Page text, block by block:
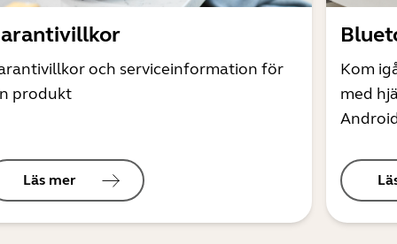
och serviceinformation för
produkt
Läs mer
Kom
med